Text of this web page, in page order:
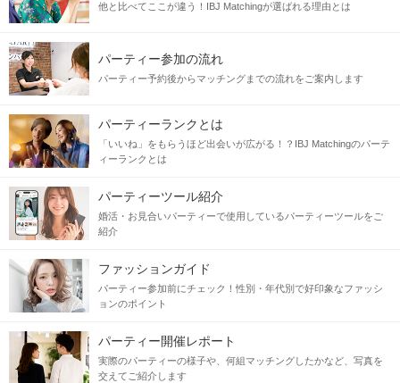
他と比べてここが違う！IBJ Matchingが選ばれる理由とは
パーティー参加の流れ
パーティー予約後からマッチングまでの流れをご案内します
パーティーランクとは
「いいね」をもらうほど出会いが広がる！？IBJ Matchingのパーテ
ィーランクとは
パーティーツール紹介
婚活・お見合いパーティーで使用しているパーティーツールをご
紹介
ファッションガイド
パーティー参加前にチェック！性別・年代別で好印象なファッシ
ョンのポイント
パーティー開催レポート
実際のパーティーの様子や、何組マッチングしたかなど、写真を
交えてご紹介します